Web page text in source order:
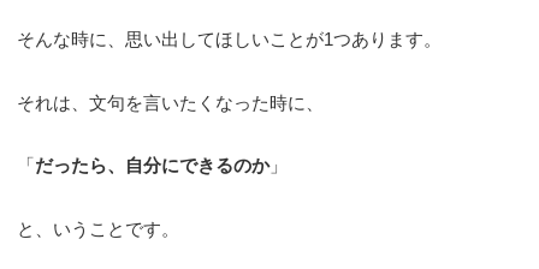
そんな時に、思い出してほしいことが1つあります。
それは、文句を言いたくなった時に、
「だったら、自分にできるのか」
と、いうことです。